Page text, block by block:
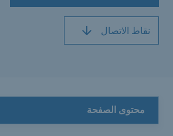
نقاط الاتصال
محتوى الصفحة